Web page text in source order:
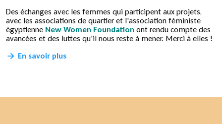
Des échanges avec les femmes qui participent aux projets,
avec les associations de quartier et l'association féministe
égyptienne New Women Foundationont rendu compte des
avancées et des luttes qu'il nous reste à mener. Merci à elles !
En savoir plus